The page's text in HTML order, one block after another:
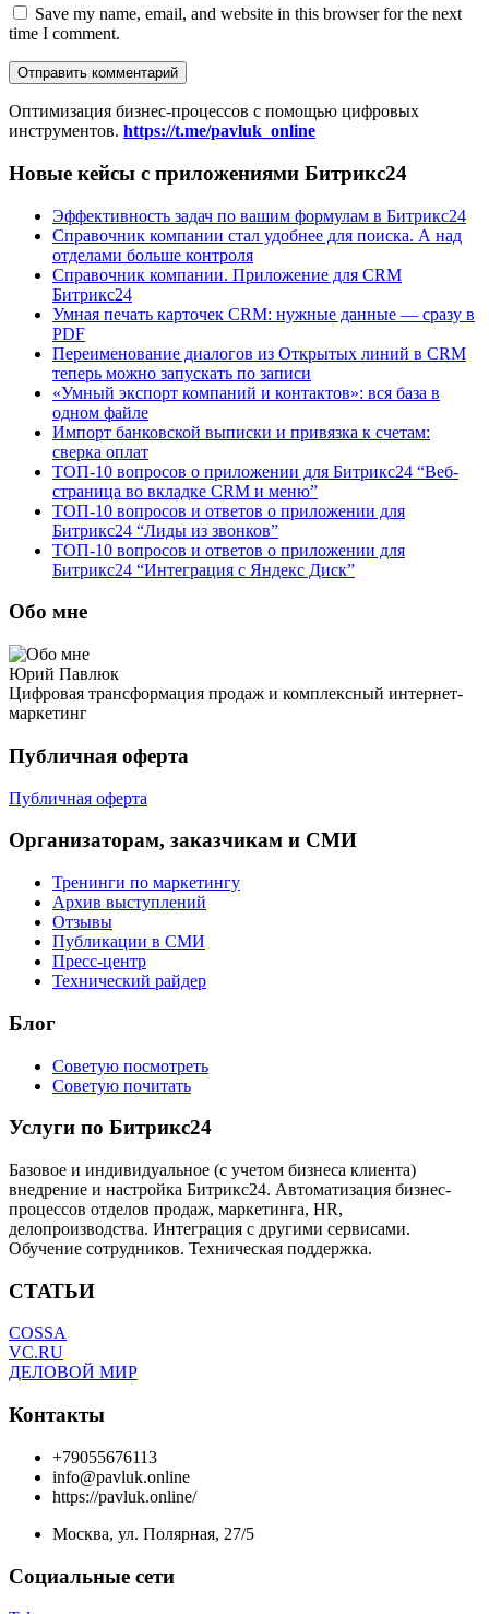
Save my name, email, and website in this browser for the next
time I comment.
Оптимизация бизнес-процессов с помощью цифровых
инструментов. https://t.me/pavluk_online
Новые кейсы с приложениями Битрикс24
Эффективность задач по вашим формулам в Битрикс24
Справочник компании стал удобнее для поиска. А над
отделами больше контроля
Справочник компании. Приложение для CRM
Битрикс24
Умная печать карточек CRM: нужные данные — сразу в
PDF
Переименование диалогов из Открытых линий в CRM
теперь можно запускать по записи
«Умный экспорт компаний и контактов»: вся база в
одном файле
Импорт банковской выписки и привязка к счетам:
сверка оплат
ТОП-10 вопросов о приложении для Битрикс24 “Веб-
страница во вкладке CRM и меню”
ТОП-10 вопросов и ответов о приложении для
Битрикс24 “Лиды из звонков”
ТОП-10 вопросов и ответов о приложении для
Битрикс24 “Интеграция с Яндекс Диск”
Обо мне
Юрий Павлюк
Цифровая трансформация продаж и комплексный интернет-
маркетинг
Публичная оферта
Публичная оферта
Организаторам, заказчикам и СМИ
Тренинги по маркетингу
Архив выступлений
Отзывы
Публикации в СМИ
Пресс-центр
Технический райдер
Блог
Советую посмотреть
Советую почитать
Услуги по Битрикс24
Базовое и индивидуальное (с учетом бизнеса клиента)
внедрение и настройка Битрикс24. Автоматизация бизнес-
процессов отделов продаж, маркетинга, HR,
делопроизводства. Интеграция с другими сервисами.
Обучение сотрудников. Техническая поддержка.
СТАТЬИ
COSSA
VC.RU
ДЕЛОВОЙ МИР
Контакты
+79055676113
info@pavluk.online
https://pavluk.online/
Москва, ул. Полярная, 27/5
Социальные сети